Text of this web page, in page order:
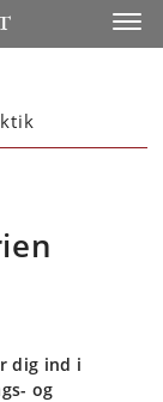
dig ind i
og